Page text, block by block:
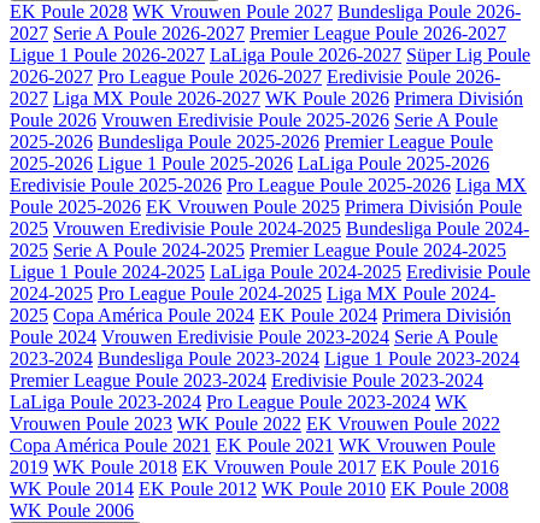
EK Poule 2028 WK Vrouwen Poule 2027 Bundesliga Poule 2026-
2027 Serie A Poule 2026-2027 Premier League Poule 2026-2027
Ligue 1 Poule 2026-2027 LaLiga Poule 2026-2027 Süper Lig Poule
2026-2027 Pro League Poule 2026-2027 Eredivisie Poule 2026-
2027 Liga MX Poule 2026-2027 WK Poule 2026 Primera División
Poule 2026 Vrouwen Eredivisie Poule 2025-2026 Serie A Poule
2025-2026 Bundesliga Poule 2025-2026 Premier League Poule
2025-2026 Ligue 1 Poule 2025-2026 LaLiga Poule 2025-2026
Eredivisie Poule 2025-2026 Pro League Poule 2025-2026 Liga MX
Poule 2025-2026 EK Vrouwen Poule 2025 Primera División Poule
2025 Vrouwen Eredivisie Poule 2024-2025 Bundesliga Poule 2024-
2025 Serie A Poule 2024-2025 Premier League Poule 2024-2025
Ligue 1 Poule 2024-2025 LaLiga Poule 2024-2025 Eredivisie Poule
2024-2025 Pro League Poule 2024-2025 Liga MX Poule 2024-
2025 Copa América Poule 2024 EK Poule 2024 Primera División
Poule 2024 Vrouwen Eredivisie Poule 2023-2024 Serie A Poule
2023-2024 Bundesliga Poule 2023-2024 Ligue 1 Poule 2023-2024
Premier League Poule 2023-2024 Eredivisie Poule 2023-2024
LaLiga Poule 2023-2024 Pro League Poule 2023-2024 WK
Vrouwen Poule 2023 WK Poule 2022 EK Vrouwen Poule 2022
Copa América Poule 2021 EK Poule 2021 WK Vrouwen Poule
2019 WK Poule 2018 EK Vrouwen Poule 2017 EK Poule 2016
WK Poule 2014 EK Poule 2012 WK Poule 2010 EK Poule 2008
WK Poule 2006